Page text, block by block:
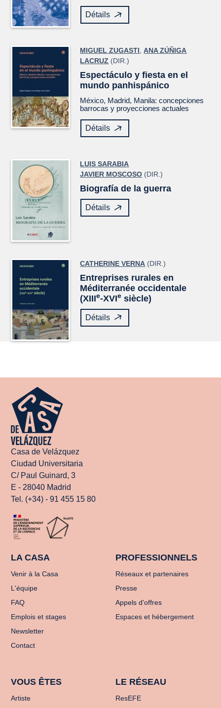
Détails
MIGUEL ZUGASTI,ANA ZÚÑIGA
LACRUZ (DIR.)
Espectáculo y fiesta en el
mundo panhispánico
México, Madrid, Manila: concepciones
barrocas y proyecciones actuales
Détails
LUIS SARABIA
JAVIER MOSCOSO (DIR.)
Biografía de la guerra
Détails
CATHERINE VERNA (DIR.)
Entreprises rurales en
Méditerranée occidentale
(XIIIe-XVIe siècle)
Détails
Casa de Velázquez
Ciudad Universitaria
C/ Paul Guinard, 3
E - 28040 Madrid
Tel. (+34) - 91 455 15 80
LA CASA
Venir à la Casa
L'équipe
FAQ
Emplois et stages
Newsletter
Contact
PROFESSIONNELS
Réseaux et partenaires
Presse
Appels d'offres
Espaces et hébergement
VOUS ÊTES
Artiste
LE RÉSEAU
ResEFE